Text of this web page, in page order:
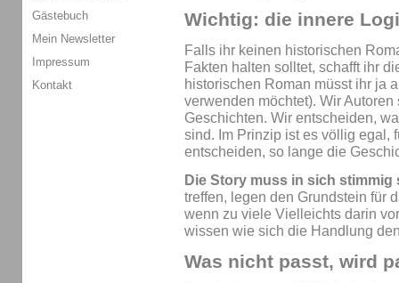
Wichtig: die innere
Falls ihr keinen historischen
Fakten halten solltet, schafft ihr
historischen Roman müsst ihr ja
verwenden möchtet). Wir
Geschichten. Wir entscheiden,
sind. Im Prinzip ist es völlig egal,
entscheiden, so lange die
Die Story muss in sich stimmig
treffen, legen den Grundstein für
wenn zu viele Vielleichts darin
wissen wie sich die Handlung
Was nicht passt, wird
Gästebuch
Mein Newsletter
Impressum
Kontakt